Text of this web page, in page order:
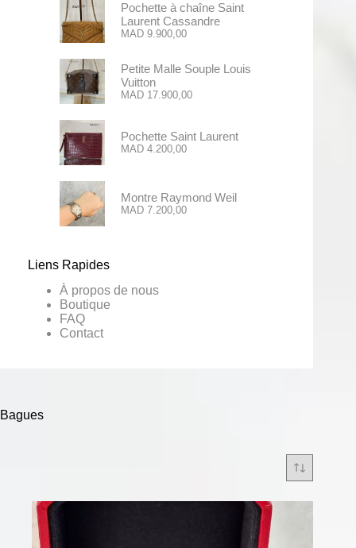
Bagues
Pochette à chaîne Saint
Laurent Cassandre
MAD9.900,00
Petite Malle Souple Louis
Vuitton
MAD17.900,00
Pochette Saint Laurent
MAD4.200,00
Montre Raymond Weil
MAD7.200,00
Liens Rapides
À propos de nous
Boutique
FAQ
Contact